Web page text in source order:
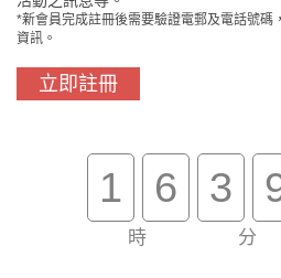
門市免費自取
關於我們
客戶服務
*新會員完成註冊後需要驗證電郵及電話號碼
資訊。
立即註冊
1 6
時
3
分